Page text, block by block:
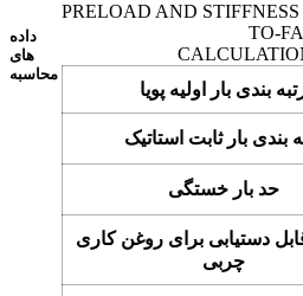
داده
های
محاسبه
بندی بار اولیه پویا
بندی بار ثابت استاتیک
حد بار خستگی
دستیابی برای روغن کاری
چربی
PRELOAD AND
TO-